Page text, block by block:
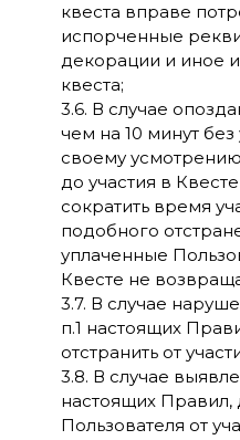
квеста вправе
испорченные
декорации и иное
квеста;
3.6. В случае
чем на 10 минут
своему
до участия в
сократить время
подобного
уплаченные
Квесте не
3.7. В случае
п.1 настоящих
отстранить от
3.8. В случае
настоящих Правил,
Пользователя от